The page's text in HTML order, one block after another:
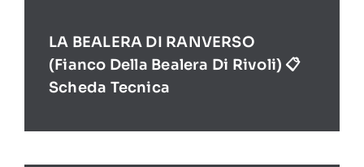
LA BEALERA DI RANVERSO
(Fianco Della Bealera Di Rivoli) 📋
Scheda Tecnica